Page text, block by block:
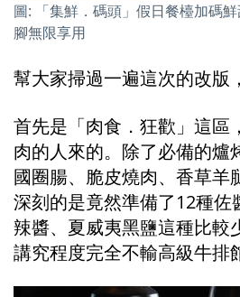
圖: 「集鮮．碼頭」假日餐檯加碼
腳無限享用
幫大家掃過一遍這次的改版
首先是「肉食．狂歡」這區
肉的人來的。除了必備的爐
國圈腸、脆皮燒肉、香草羊
深刻的是竟然準備了12種佐
辣醬、夏威夷黑鹽這種比較
講究程度完全不輸高級牛排